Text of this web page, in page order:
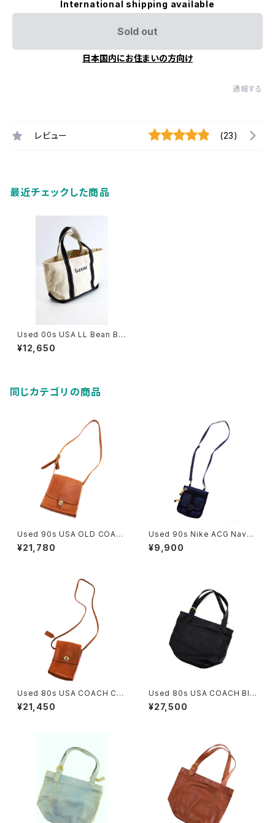
International shipping available
Sold out
日本国内にお住まいの方向け
通報する
レビュー (23)
最近チェックした商品
Used 00s USA LL Bean Bla
ck×Canvas BOAT AND TO
TE BAG Size M 相当 古着
¥12,650
同じカテゴリの商品
Used 90s USA OLD COAC
H Camel Brown Turn Lock
Sholder Bag 古着
¥21,780
Used 90s Nike ACG Navy
Rip Stop 2Way Sacoche 古
着
¥9,900
Used 80s USA COACH Ca
mel Brown Grab Leather T
urn Lock Middle Sholder B
¥21,450
Used 80s USA COACH Bla
ck Color Grab Leather Big
Size Sholder Tote Bag 古
¥27,500